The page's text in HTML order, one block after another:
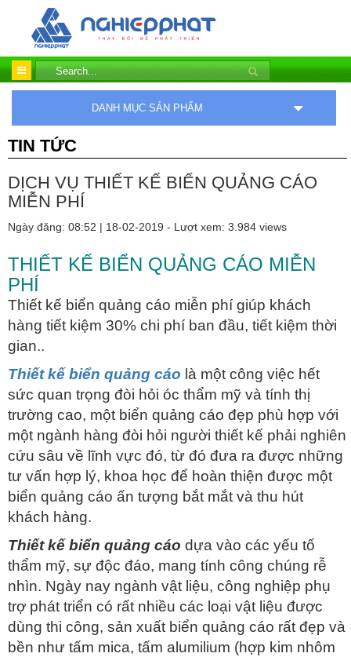
DANH MỤC SẢN PHẨM
TIN TỨC
DỊCH VỤ THIẾT KẾ BIỂN QUẢNG CÁO
MIỄN PHÍ
Ngày đăng: 08:52 | 18-02-2019 - Lượt xem: 3.984 views
THIẾT KẾ BIỂN QUẢNG CÁO MIỄN
PHÍ
Thiết kế biển quảng cáo miễn phí giúp khách
hàng tiết kiệm 30% chi phí ban đầu, tiết kiệm thời
gian..
Thiết kế biển quảng cáo là một công việc hết
sức quan trọng đòi hỏi óc thẩm mỹ và tính thị
trường cao, một biển quảng cáo đẹp phù hợp với
một ngành hàng đòi hỏi người thiết kế phải nghiên
cứu sâu về lĩnh vực đó, từ đó đưa ra được những
tư vấn hợp lý, khoa học để hoàn thiện được một
biển quảng cáo ấn tượng bắt mắt và thu hút
khách hàng.
Thiết kế biển quảng cáo dựa vào các yếu tố
thẩm mỹ, sự độc đáo, mang tính công chúng rễ
nhìn. Ngày nay ngành vật liệu, công nghiệp phụ
trợ phát triển có rất nhiều các loại vật liệu được
dùng thi công, sản xuất biển quảng cáo rất đẹp và
bền như tấm mica, tấm alumilium (hợp kim nhôm